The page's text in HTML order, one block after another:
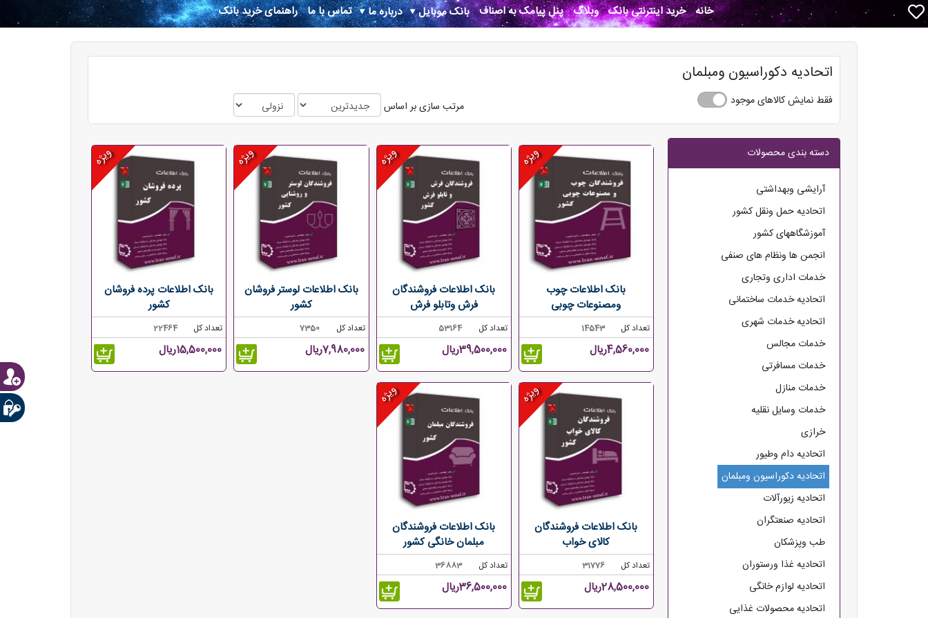
خانه خرید اینترنتی بانک وبلاگ پنل پیامک به اصناف بانک موبایل درباره ما تماس با ما راهنمای خرید بانک
اتحادیه دکوراسیون ومبلمان
فقط نمایش کالاهای موجود مرتب سازی بر اساس
دسته بندی محصولات
آرایشی وبهداشتی
اتحادیه حمل ونقل کشور
آموزشگاههای کشور
انجمن ها ونظام های صنفی
خدمات اداری وتجاری
اتحادیه خدمات ساختمانی
اتحادیه خدمات شهری
خدمات مجالس
خدمات مسافرتی
خدمات منازل
خدمات وسایل نقلیه
خرازی
اتحادیه دام وطیور
اتحادیه دکوراسیون ومبلمان
اتحادیه زیورآلات
اتحادیه صنعتگران
طب وپزشکان
اتحادیه غذا ورستوران
اتحادیه لوازم خانگی
اتحادیه محصولات غذایی
ویژه
بانک اطلاعات چوب
ومصنوعات چوبی
تعداد کل 14543
4,560,000ریال
ویژه
بانک اطلاعات فروشندگان
فرش وتابلو فرش
تعداد کل 53164
39,500,000ریال
ویژه
بانک اطلاعات لوستر فروشان
کشور
تعداد کل 7350
7,980,000ریال
ویژه
بانک اطلاعات پرده فروشان
کشور
تعداد کل 22464
15,500,000ریال
ویژه
بانک اطلاعات فروشندگان
کالای خواب
تعداد کل 31776
28,500,000ریال
ویژه
بانک اطلاعات فروشندگان
مبلمان خانگی کشور
تعداد کل 36883
36,500,000ریال